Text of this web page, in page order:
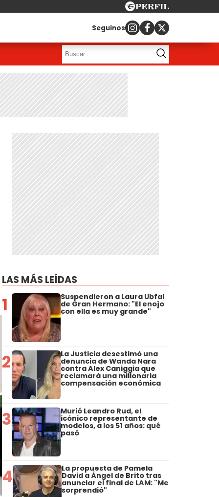
Seguinos
LAS MÁS LEÍDAS
1 Suspendieron a Laura Ubfal
de Gran Hermano: "El enojo
con ella es muy grande"
2 La Justicia desestimó una
denuncia de Wanda Nara
contra Alex Caniggia que
reclamará una millonaria
compensación económica
3 Murió Leandro Rud, el
icónico representante de
modelos, a los 51 años: qué
pasó
4 La propuesta de Pamela
David a Ángel de Brito tras
anunciar el final de LAM: "Me
sorprendió"